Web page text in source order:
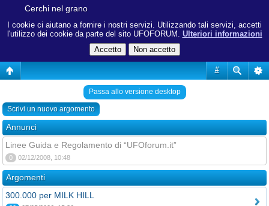
I cookie ci aiutano a fornire i nostri servizi. Utilizzando tali servizi, accetti
l'utilizzo dei cookie da parte del sito UFOFORUM. Ulteriori informazioni
#
Cerchi nel grano
Passa allo versione desktop
Scrivi un nuovo argomento
Annunci
Linee Guida e Regolamento di “UFOforum.it”
0 02/12/2008, 10:48
Argomenti
300.000 per MILK HILL